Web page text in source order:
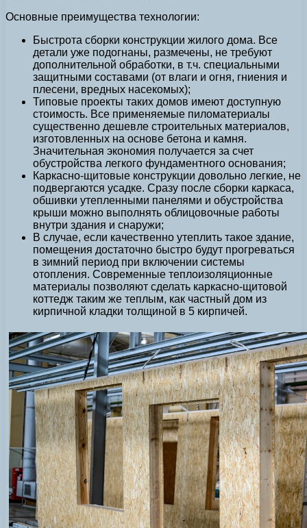
Основные преимущества технологии:
Быстрота сборки конструкции жилого дома. Все
детали уже подогнаны, размечены, не требуют
дополнительной обработки, в т.ч. специальными
защитными составами (от влаги и огня, гниения и
плесени, вредных насекомых);
Типовые проекты таких домов имеют доступную
стоимость. Все применяемые пиломатериалы
существенно дешевле строительных материалов,
изготовленных на основе бетона и камня.
Значительная экономия получается за счет
обустройства легкого фундаментного основания;
Каркасно-щитовые конструкции довольно легкие, не
подвергаются усадке. Сразу после сборки каркаса,
обшивки утепленными панелями и обустройства
крыши можно выполнять облицовочные работы
внутри здания и снаружи;
В случае, если качественно утеплить такое здание,
помещения достаточно быстро будут прогреваться
в зимний период при включении системы
отопления. Современные теплоизоляционные
материалы позволяют сделать каркасно-щитовой
коттедж таким же теплым, как частный дом из
кирпичной кладки толщиной в 5 кирпичей.